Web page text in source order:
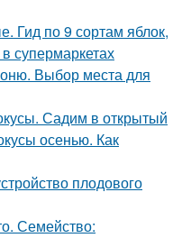
Гид по 9 сортам яблок,
супермаркетах
Выбор места для
Садим в открытый
осенью. Как
плодового
Семейство: